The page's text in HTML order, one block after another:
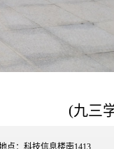
(九三
点：科技信息楼南1413